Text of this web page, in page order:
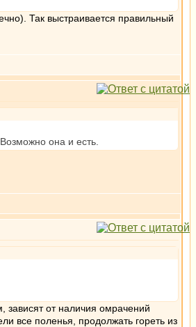
Так выстраивается правильный
она и есть.
зависят от наличия омрачений
все поленья, продолжать гореть из